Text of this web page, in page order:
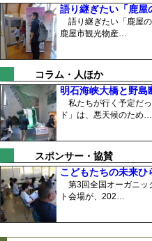
語り継ぎたい「鹿
語り継ぎたい「鹿屋の
鹿屋市観光物産…
コラム・人ほか
明石海峡大橋と野
私たちが行く予定だ
ド」は、悪天候のため…
スポンサー・協賛
こどもたちの未来
第3回全国オーガニッ
ト会場が、202…